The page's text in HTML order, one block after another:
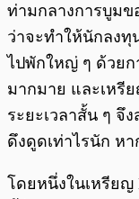
ท่ามกลางการบูมข
ว่าจะทำให้นักลงทุ
ไปพักใหญ่ ๆ ด้วยก
มากมาย และเหรี
ระยะเวลาสั้น ๆ จึ
ดึงดูดเท่าไรนัก ห
โดยหนึ่งในเหรียญ